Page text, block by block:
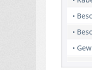
•
•
•